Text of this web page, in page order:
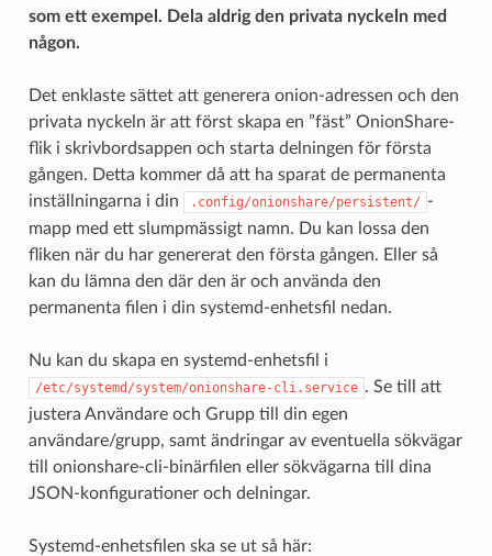
som ett exempel. Dela aldrig den privata nyckeln med
någon.
Det enklaste sättet att generera onion-adressen och den
privata nyckeln är att först skapa en ”fäst” OnionShare-
flik i skrivbordsappen och starta delningen för första
gången. Detta kommer då att ha sparat de permanenta
inställningarna i din
.config/onionshare/persistent/ -
mapp med ett slumpmässigt namn. Du kan lossa den
fliken när du har genererat den första gången. Eller så
kan du lämna den där den är och använda den
permanenta filen i din systemd-enhetsfil nedan.
Nu kan du skapa en systemd-enhetsfil i
/etc/systemd/system/onionshare-cli.service . Se till att
justera Användare och Grupp till din egen
användare/grupp, samt ändringar av eventuella sökvägar
till onionshare-cli-binärfilen eller sökvägarna till dina
JSON-konfigurationer och delningar.
Systemd-enhetsfilen ska se ut så här: